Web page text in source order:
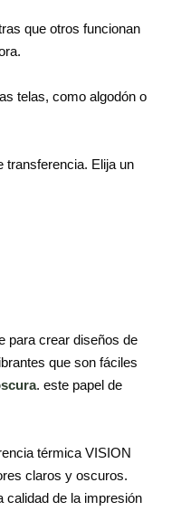
que otros funcionan
telas, como algodón o
transferencia. Elija un
para crear diseños de
que son fáciles
. este papel de
térmica VISION
claros y oscuros.
calidad de la impresión